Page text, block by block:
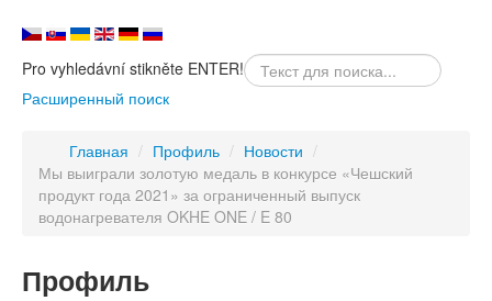
Pro vyhledávní stikněte ENTER!
Расширенный поиск
Главная / Профиль / Новости /
Мы выиграли золотую медаль в конкурсе «Чешский
продукт года 2021» за ограниченный выпуск
водонагревателя OKHE ONE / E 80
Профиль